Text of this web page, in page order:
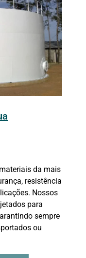
da mais
resistência
Nossos
para
sempre
ou